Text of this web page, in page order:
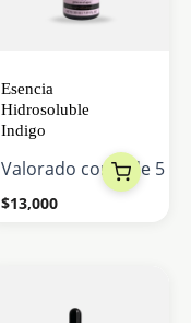
Esencia
Hidrosoluble
Indigo
Valorado con0de 5
$13,000